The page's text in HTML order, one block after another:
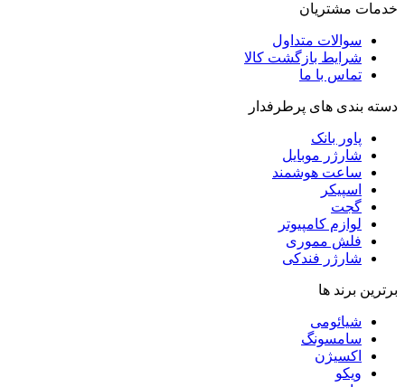
خدمات مشتریان
سوالات متداول
شرایط بازگشت کالا
تماس با ما
دسته بندی های پرطرفدار
پاور بانک
شارژر موبایل
ساعت هوشمند
اسپیکر
گجت
لوازم کامپیوتر
فلش مموری
شارژر فندکی
برترین برند ها
شیائومی
سامسونگ
اکسیژن
ویکو